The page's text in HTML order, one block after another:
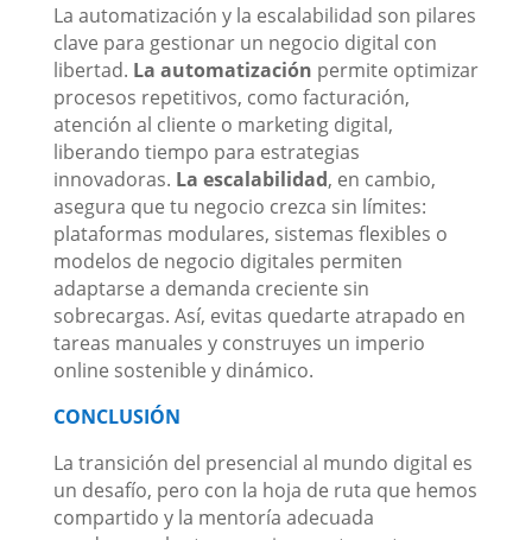
La automatización y la escalabilidad son pilares
clave para gestionar un negocio digital con
libertad. La automatización permite optimizar
procesos repetitivos, como facturación,
atención al cliente o marketing digital,
liberando tiempo para estrategias
innovadoras. La escalabilidad, en cambio,
asegura que tu negocio crezca sin límites:
plataformas modulares, sistemas flexibles o
modelos de negocio digitales permiten
adaptarse a demanda creciente sin
sobrecargas. Así, evitas quedarte atrapado en
tareas manuales y construyes un imperio
online sostenible y dinámico.
CONCLUSIÓN
La transición del presencial al mundo digital es
un desafío, pero con la hoja de ruta que hemos
compartido y la mentoría adecuada